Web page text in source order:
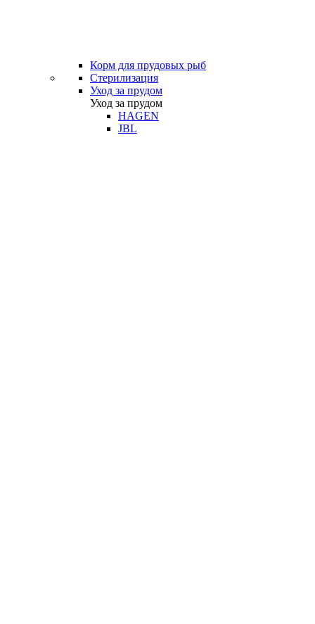
Корм для прудовых рыб
Стерилизация
Уход за прудом
Уход за прудом
HAGEN
JBL